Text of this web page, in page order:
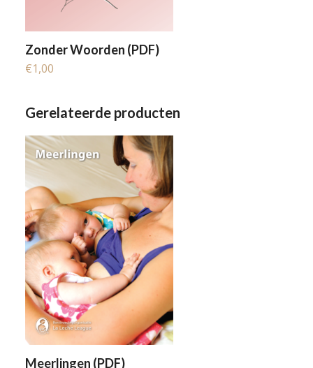
Zonder Woorden (PDF)
€1,00
Gerelateerde producten
Meerlingen (PDF)